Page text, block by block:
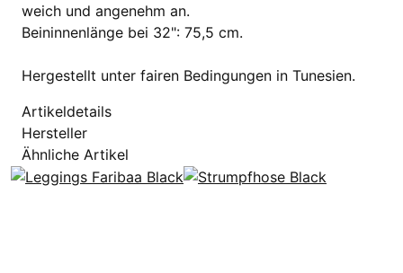
weich und angenehm an.
Beininnenlänge bei 32": 75,5 cm.
Hergestellt unter fairen Bedingungen in Tunesien.
Artikeldetails
Hersteller
Ähnliche Artikel